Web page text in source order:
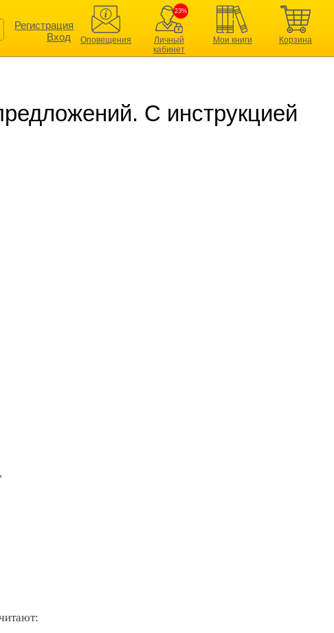
Регистрация
Вход
Оповещения
23%
Личный
кабинет
Мои книги Корзина
С инструкцией